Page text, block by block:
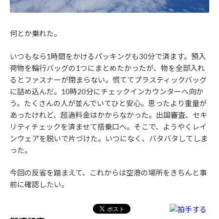
何とか乗れた。
いつもなら1時間をかけるパッキングも30分で済ます。預入
荷物を輪行バッグの1つにまとめたかったが、物を全部入れ
るとファスナーが閉まらない。慌ててプラスティックバッグ
に詰め込んだ。10時20分にチェックインカウンターへ向か
う。たくさんの人が並んでいてひと安心。思ったより重量が
あったけれど、超過料金はかからなかった。出国審査、セキ
リティチェックを済ませて搭乗口へ。そこで、ようやくレイ
ンウェアを脱いで片づけた。いつになく、バタバタしてしま
った。
今回の反省を踏まえて、これからは空港の場所をきちんと事
前に確認したい。